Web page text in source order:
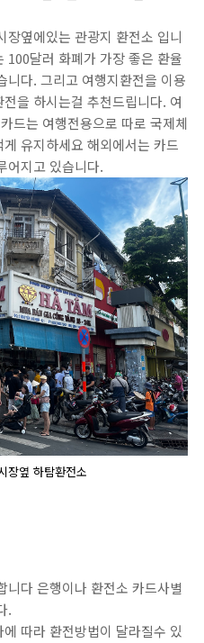
장옆에있는 관광지 환전소 입니
100달러 화폐가 가장 좋은 환율
니다. 그리고 여행지환전을 이용
을 하시는걸 추천드립니다. 여
드는 여행전용으로 따로 국제체
유지하세요 해외에서는 카드
어지고 있습니다.
장옆 하탐환전소
니다 은행이나 환전소 카드사별
.
따라 환전방법이 달라질수 있